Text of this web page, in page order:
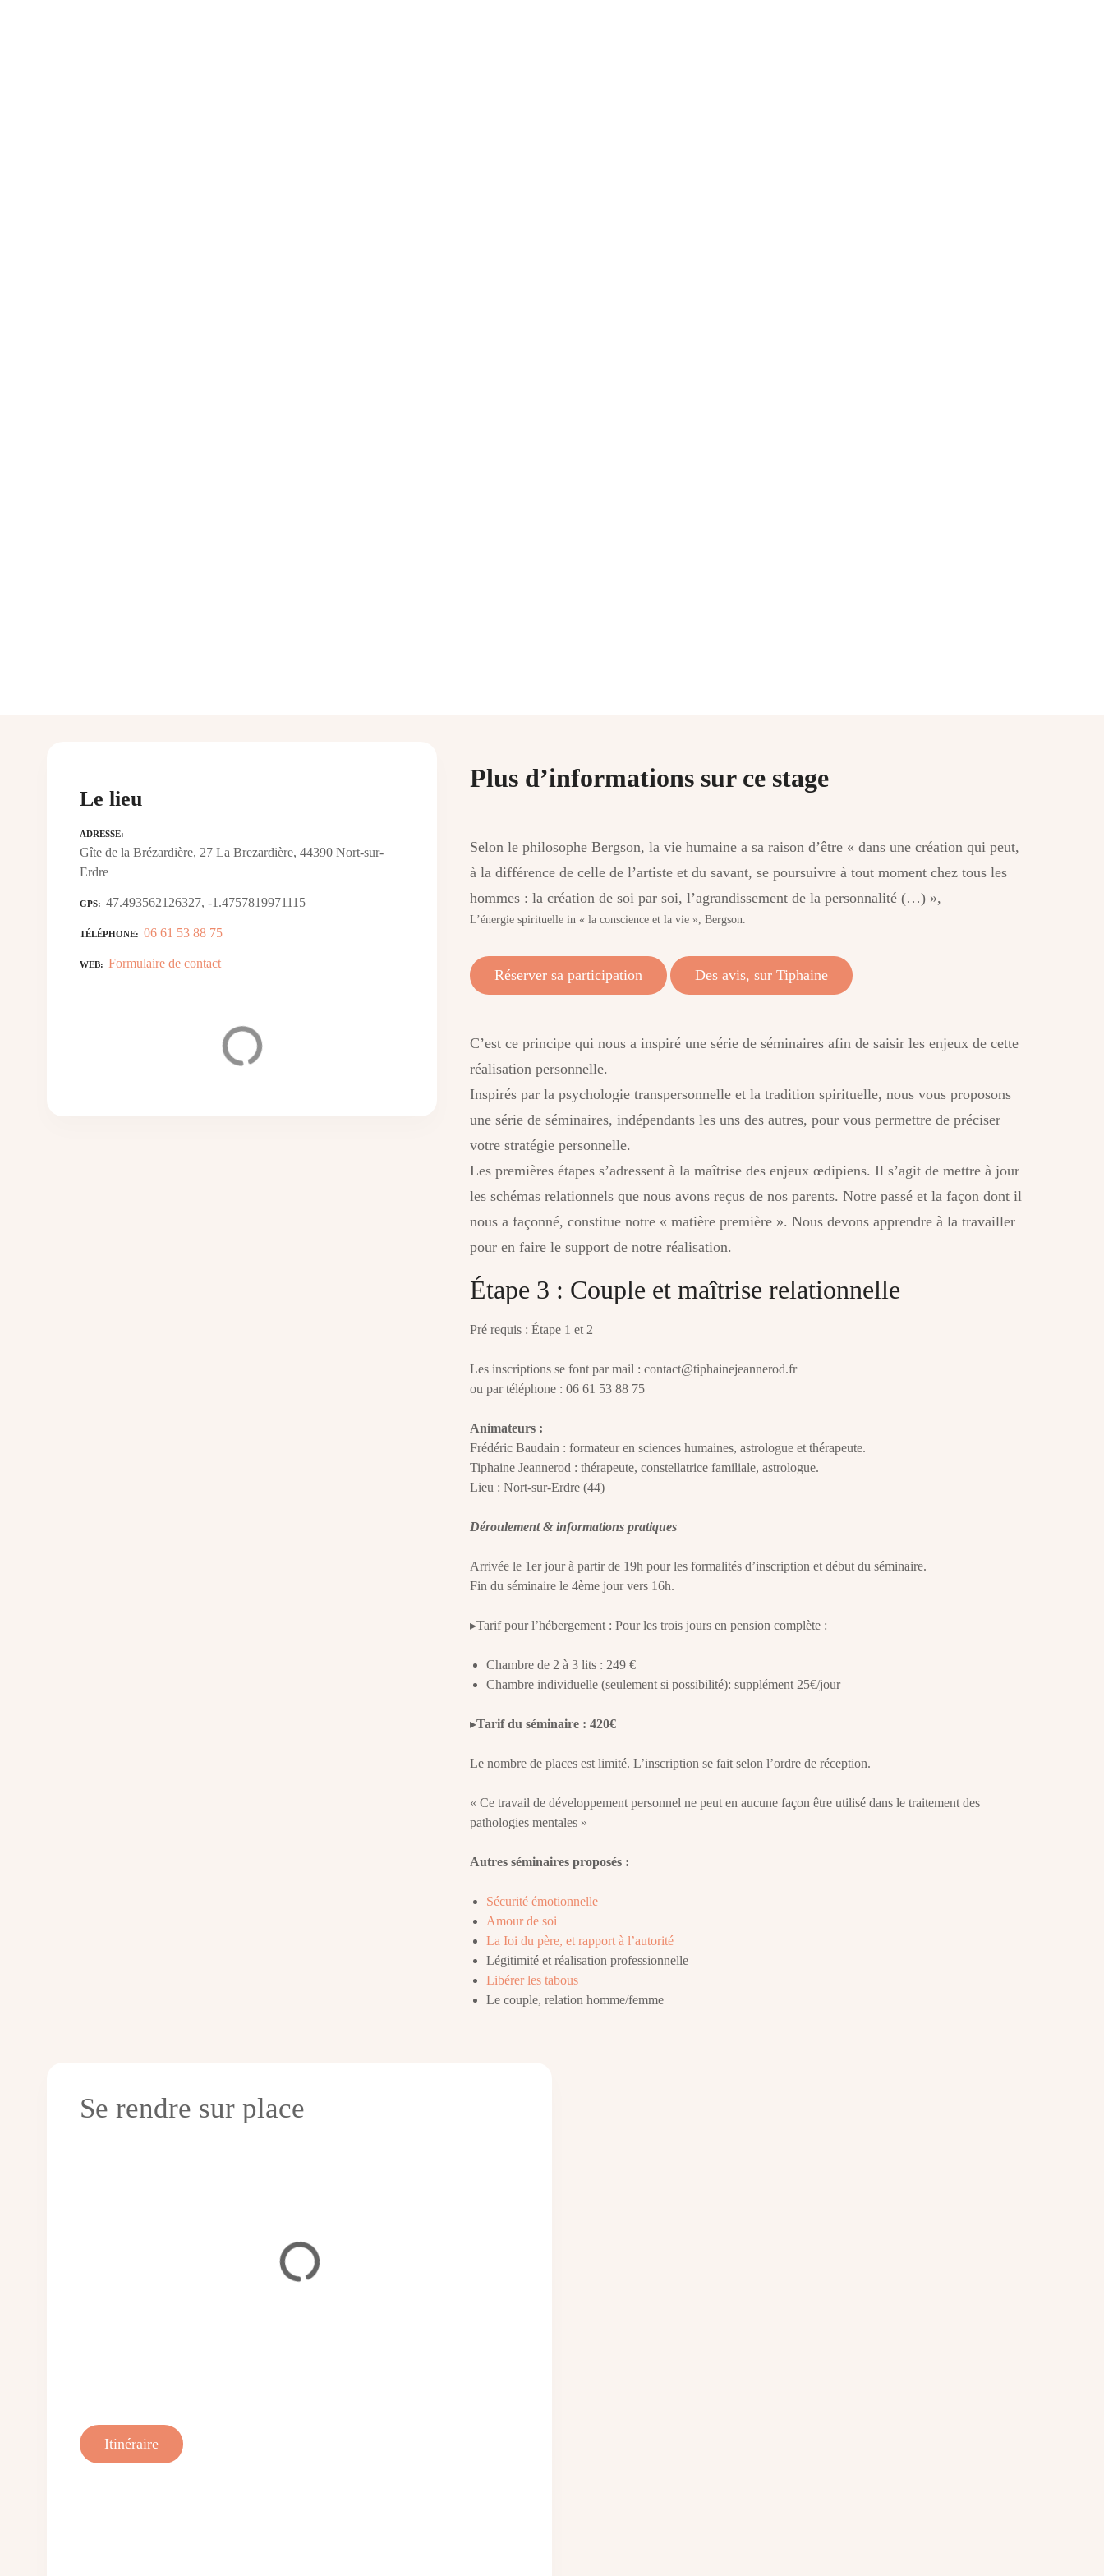
Le lieu
ADRESSE
Gîte de la Brézardière, 27 La Brezardière, 44390 Nort-sur-
Erdre
GPS 47.493562126327, -1.4757819971115
TÉLÉPHONE 06 61 53 88 75
WEB Formulaire de contact
Plus d’informations sur ce stage
Selon le philosophe Bergson, la vie humaine a sa raison d’être « dans une création qui peut,
à la différence de celle de l’artiste et du savant, se poursuivre à tout moment chez tous les
hommes : la création de soi par soi, l’agrandissement de la personnalité (…) »,
L’énergie spirituelle in « la conscience et la vie », Bergson.
Réserver sa participation Des avis, sur Tiphaine
C’est ce principe qui nous a inspiré une série de séminaires afin de saisir les enjeux de cette
réalisation personnelle.
Inspirés par la psychologie transpersonnelle et la tradition spirituelle, nous vous proposons
une série de séminaires, indépendants les uns des autres, pour vous permettre de préciser
votre stratégie personnelle.
Les premières étapes s’adressent à la maîtrise des enjeux œdipiens. Il s’agit de mettre à jour
les schémas relationnels que nous avons reçus de nos parents. Notre passé et la façon dont il
nous a façonné, constitue notre « matière première ». Nous devons apprendre à la travailler
pour en faire le support de notre réalisation.
Étape 3 : Couple et maîtrise relationnelle
Pré requis : Étape 1 et 2
Les inscriptions se font par mail : contact@tiphainejeannerod.fr
ou par téléphone : 06 61 53 88 75
Animateurs :
Frédéric Baudain : formateur en sciences humaines, astrologue et thérapeute.
Tiphaine Jeannerod : thérapeute, constellatrice familiale, astrologue.
Lieu : Nort-sur-Erdre (44)
Déroulement & informations pratiques
Arrivée le 1er jour à partir de 19h pour les formalités d’inscription et début du séminaire.
Fin du séminaire le 4ème jour vers 16h.
▸Tarif pour l’hébergement : Pour les trois jours en pension complète :
Chambre de 2 à 3 lits : 249 €
Chambre individuelle (seulement si possibilité): supplément 25€/jour
▸Tarif du séminaire : 420€
Le nombre de places est limité. L’inscription se fait selon l’ordre de réception.
« Ce travail de développement personnel ne peut en aucune façon être utilisé dans le traitement des
pathologies mentales »
Autres séminaires proposés :
Sécurité émotionnelle
Amour de soi
La Ioi du père, et rapport à l’autorité
Légitimité et réalisation professionnelle
Libérer les tabous
Le couple, relation homme/femme
Se rendre sur place
Itinéraire